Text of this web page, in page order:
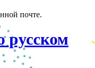
почте.